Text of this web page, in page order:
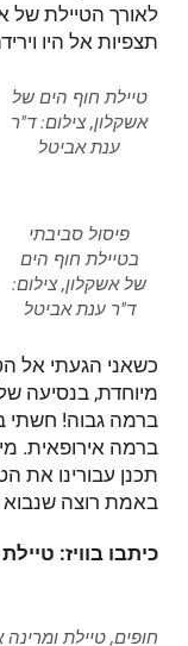
לאורך הטיילת של
תצפיות אל היו
טיילת חוף הים של
אשקלון, צילום: ד"ר
ענת אביטל
פיסול סביבתי
בטיילת חוף הים
של אשקלון, צילום:
ד"ר ענת אביטל
כשאני הגעתי אל
מיוחדת, בנסיעה
ברמה גבוה! חשתי
ברמה אירופאית.
תכנן עבורינו את
באמת רוצה שנבוא
כיתבו בוויז:
חופים, טיילת